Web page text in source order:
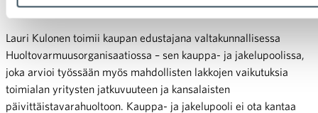
Kulonen sanoo.
Lauri Kulonen toimii kaupan edustajana valtakunnallisessa
Huoltovarmuusorganisaatiossa – sen kauppa- ja jakelupoolissa,
joka arvioi työssään myös mahdollisten lakkojen vaikutuksia
toimialan yritysten jatkuvuuteen ja kansalaisten
päivittäistavarahuoltoon. Kauppa- ja jakelupooli ei ota kantaa